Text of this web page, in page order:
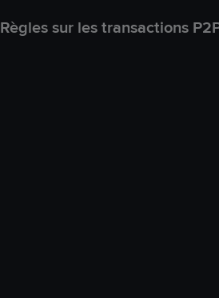
Règles sur les transactions